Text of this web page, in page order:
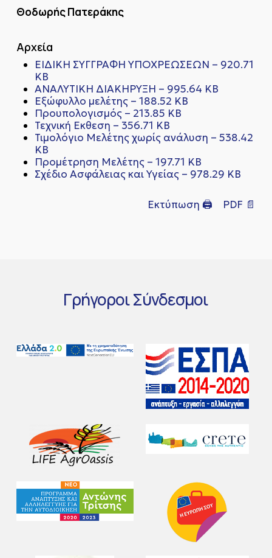
Θοδωρής Πατεράκης
Αρχεία
ΕΙΔΙΚΗ ΣΥΓΓΡΑΦΗ ΥΠΟΧΡΕΩΣΕΩΝ – 920.71
KB
ΑΝΑΛΥΤΙΚΗ ΔΙΑΚΗΡΥΞΗ – 995.64 KB
Εξώφυλλο μελέτης – 188.52 KB
Προυπολογισμός – 213.85 KB
Τεχνική Εκθεση – 356.71 KB
Τιμολόγιο Μελέτης χωρίς ανάλυση – 538.42
KB
Προμέτρηση Μελέτης – 197.71 KB
Σχέδιο Ασφάλειας και Υγείας – 978.29 KB
Εκτύπωση 🖨 PDF 📄
ΓρήγοροιΣύνδεσμοι